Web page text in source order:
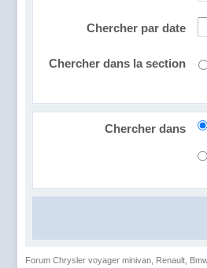
Chercher par date
Chercher dans la section
Chercher dans
Forum Chrysler voyager minivan, Renault,